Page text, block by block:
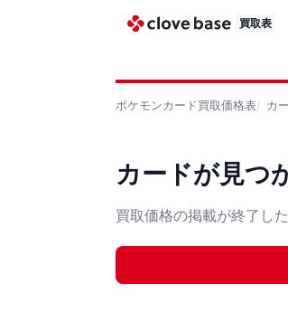
買取表
ポケモンカード買取価格表 カ
カードが見つ
買取価格の掲載が終了し